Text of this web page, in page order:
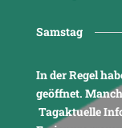
Samstag
In der Regel
geöffnet.
Tagaktuelle